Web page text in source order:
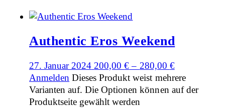
Authentic Eros Weekend
27. Januar 2024 200,00€– 280,00 €
Anmelden Dieses Produkt weist mehrere
Varianten auf. Die Optionen können auf der
Produktseite gewählt werden